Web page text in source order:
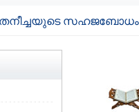
സഹജബോധം